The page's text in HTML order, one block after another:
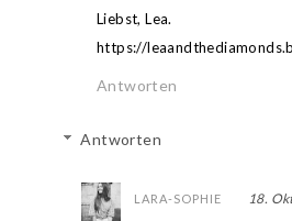
Liebst, Lea.
https://
Antworten
Antworten
LARA-SOPHIE 18.